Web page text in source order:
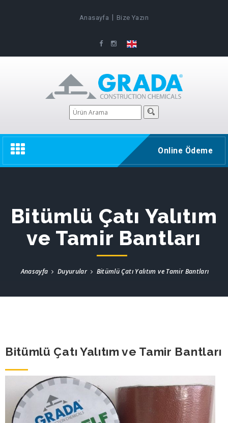
Anasayfa Bize Yazın
Toggle
navigation
Online Ödeme
Bitümlü Çatı Yalıtım
ve Tamir Bantları
Anasayfa Duyurular Bitümlü Çatı Yalıtım ve Tamir Bantları
Bitümlü Çatı Yalıtım ve Tamir Bantları